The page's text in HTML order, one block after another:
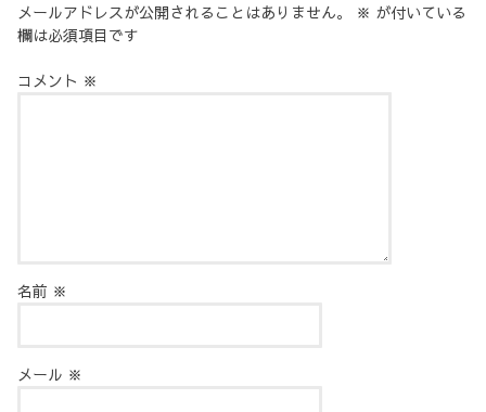
メールアドレスが公開されることはありません。 ※ が付いている
欄は必須項目です
コメント ※
名前 ※
メール ※